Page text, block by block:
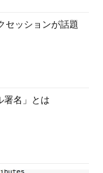
セッションが話題
署名」とは